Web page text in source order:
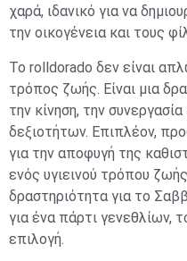
χαρά, ιδανικό για να
την οικογένεια και τους
Το rolldorado δεν είναι
τρόπος ζωής. Είναι μια
την κίνηση, την
δεξιοτήτων. Επιπλέον,
για την αποφυγή της
ενός υγιεινού τρόπου
δραστηριότητα για το
για ένα πάρτι γενεθλίων,
επιλογή.